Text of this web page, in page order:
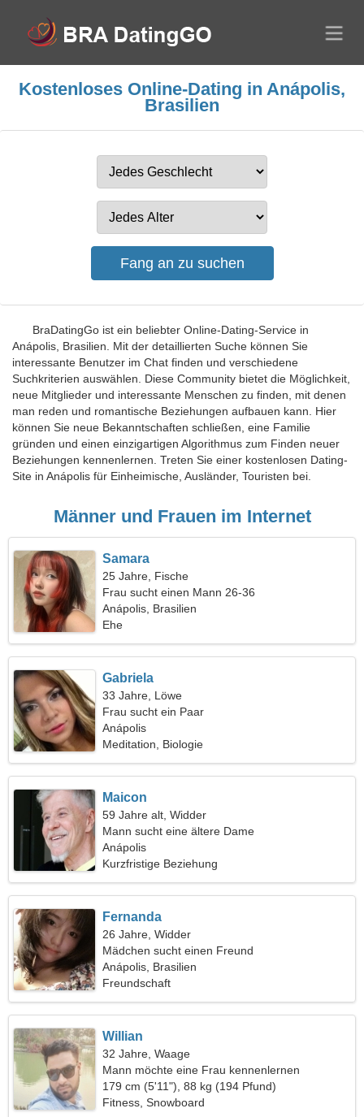
Kostenloses Online-Dating in Anápolis,
Brasilien
BraDatingGo ist ein beliebter Online-Dating-Service in
Anápolis, Brasilien. Mit der detaillierten Suche können Sie
interessante Benutzer im Chat finden und verschiedene
Suchkriterien auswählen. Diese Community bietet die Möglichkeit,
neue Mitglieder und interessante Menschen zu finden, mit denen
man reden und romantische Beziehungen aufbauen kann. Hier
können Sie neue Bekanntschaften schließen, eine Familie
gründen und einen einzigartigen Algorithmus zum Finden neuer
Beziehungen kennenlernen. Treten Sie einer kostenlosen Dating-
Site in Anápolis für Einheimische, Ausländer, Touristen bei.
Männer und Frauen im Internet
Samara
25 Jahre, Fische
Frau sucht einen Mann 26-36
Anápolis, Brasilien
Ehe
Gabriela
33 Jahre, Löwe
Frau sucht ein Paar
Anápolis
Meditation, Biologie
Maicon
59 Jahre alt, Widder
Mann sucht eine ältere Dame
Anápolis
Kurzfristige Beziehung
Fernanda
26 Jahre, Widder
Mädchen sucht einen Freund
Anápolis, Brasilien
Freundschaft
Willian
32 Jahre, Waage
Mann möchte eine Frau kennenlernen
179 cm (5'11"), 88 kg (194 Pfund)
Fitness, Snowboard